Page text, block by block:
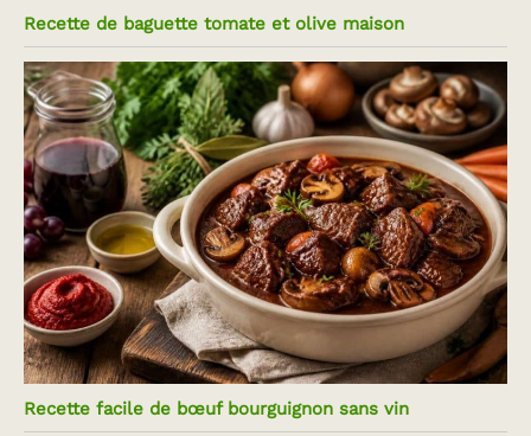
Recette de baguette tomate et olive maison
Recette facile de bœuf bourguignon sans vin